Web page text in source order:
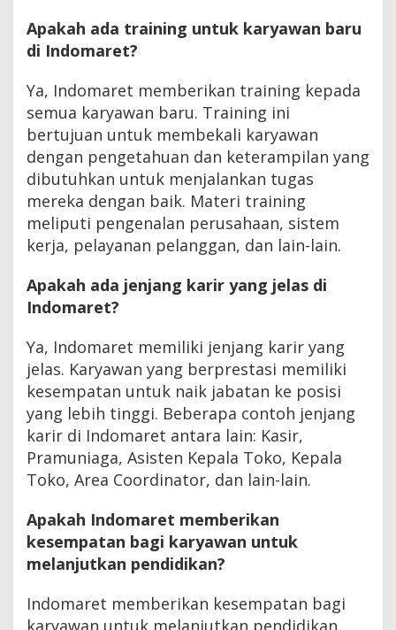
Apakah ada training untuk karyawan baru
di Indomaret?
Ya, Indomaret memberikan training kepada
semua karyawan baru. Training ini
bertujuan untuk membekali karyawan
dengan pengetahuan dan keterampilan yang
dibutuhkan untuk menjalankan tugas
mereka dengan baik. Materi training
meliputi pengenalan perusahaan, sistem
kerja, pelayanan pelanggan, dan lain-lain.
Apakah ada jenjang karir yang jelas di
Indomaret?
Ya, Indomaret memiliki jenjang karir yang
jelas. Karyawan yang berprestasi memiliki
kesempatan untuk naik jabatan ke posisi
yang lebih tinggi. Beberapa contoh jenjang
karir di Indomaret antara lain: Kasir,
Pramuniaga, Asisten Kepala Toko, Kepala
Toko, Area Coordinator, dan lain-lain.
Apakah Indomaret memberikan
kesempatan bagi karyawan untuk
melanjutkan pendidikan?
Indomaret memberikan kesempatan bagi
karyawan untuk melanjutkan pendidikan